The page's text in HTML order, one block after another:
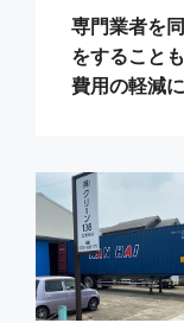
専門業者を
をすること
費用の軽減